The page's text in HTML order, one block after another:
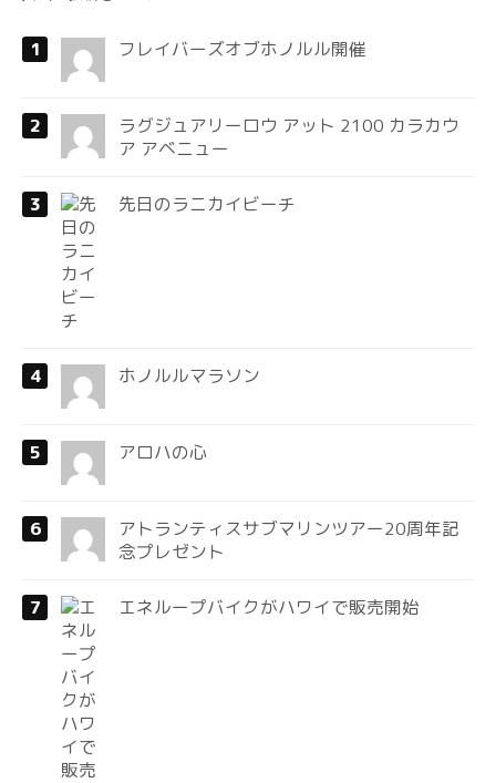
フレイバーズオブホノルル開催
ラグジュアリーロウ アット 2100 カラカウ
ア アベニュー
先日のラニカイビーチ
ホノルルマラソン
アロハの心
アトランティスサブマリンツアー20周年記
念プレゼント
エネループバイクがハワイで販売開始